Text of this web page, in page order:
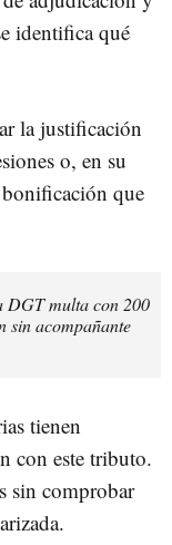
identifica qué
la justificación
o, en su
que
DGT multa con 200
sin acompañante
tienen
con este tributo.
sin comprobar